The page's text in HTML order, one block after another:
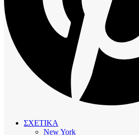
ΣΧΕΤΙΚΑ
New York